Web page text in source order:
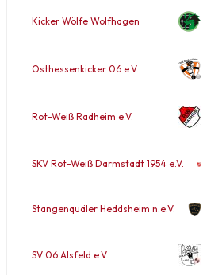
Kicker Wölfe Wolfhagen
Osthessenkicker 06 e.V.
Rot-Weiß Radheim e.V.
SKV Rot-Weiß Darmstadt 1954 e.V.
Stangenquäler Heddsheim n.e.V.
SV 06 Alsfeld e.V.